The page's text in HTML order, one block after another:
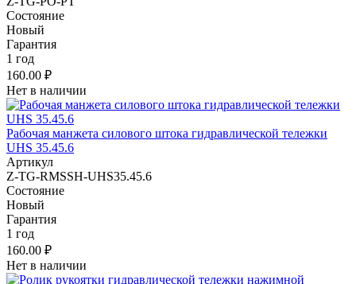
Состояние
Новый
Гарантия
1 год
160.00 ₽
Нет в наличии
Рабочая манжета силового штока гидравлической тележки
UHS 35.45.6
Артикул
Z-TG-RMSSH-UHS35.45.6
Состояние
Новый
Гарантия
1 год
160.00 ₽
Нет в наличии